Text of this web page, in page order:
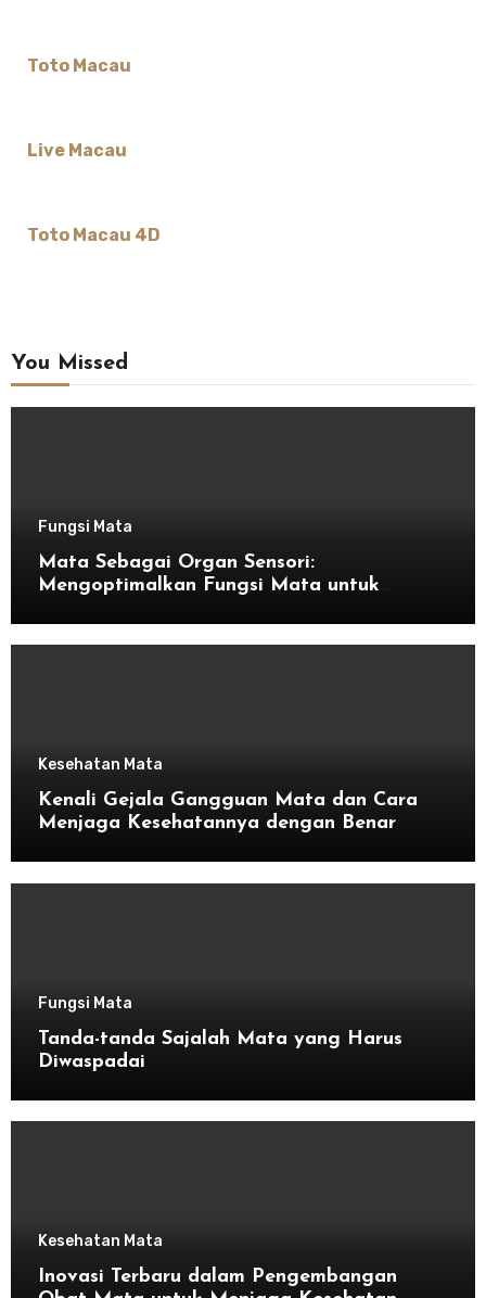
Toto Macau
Live Macau
Toto Macau 4D
You Missed
Fungsi Mata
Mata Sebagai Organ Sensori:
Mengoptimalkan Fungsi Mata untuk
Kesehatan Mata
Kenali Gejala Gangguan Mata dan Cara
Menjaga Kesehatannya dengan Benar
Fungsi Mata
Tanda-tanda Sajalah Mata yang Harus
Diwaspadai
Kesehatan Mata
Inovasi Terbaru dalam Pengembangan